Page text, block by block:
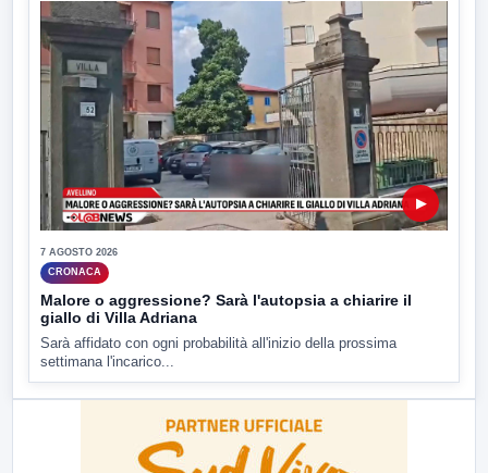
▶
7 AGOSTO 2026
CRONACA
Malore o aggressione? Sarà l'autopsia a chiarire il
giallo di Villa Adriana
Sarà affidato con ogni probabilità all'inizio della prossima
settimana l'incarico...